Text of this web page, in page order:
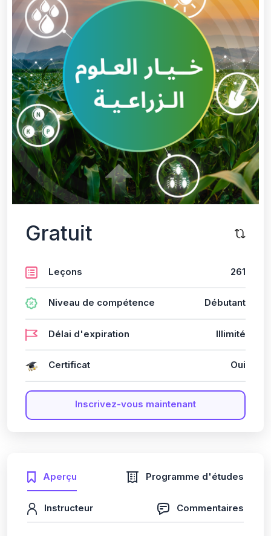
Aperçu Programme d'études
Instructeur Commentaires
Gratuit
Leçons 261
Niveau de compétence Débutant
Délai d'expiration Illimité
Certificat Oui
Inscrivez-vous maintenant